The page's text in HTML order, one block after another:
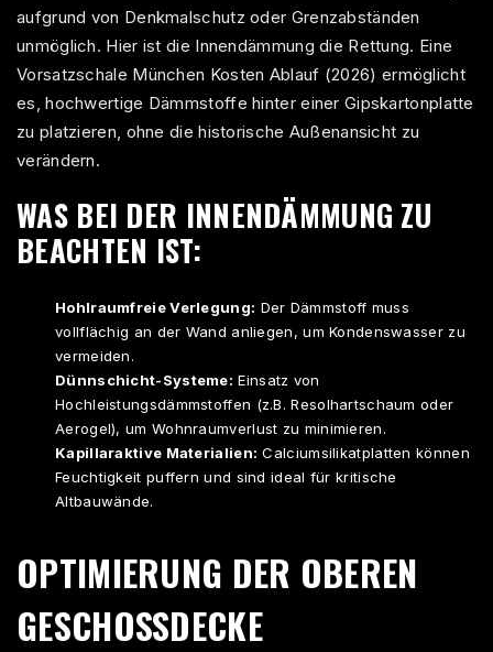
aufgrund von Denkmalschutz oder Grenzabständen
unmöglich. Hier ist die Innendämmung die Rettung. Eine
Vorsatzschale München Kosten Ablauf (2026) ermöglicht
es, hochwertige Dämmstoffe hinter einer Gipskartonplatte
zu platzieren, ohne die historische Außenansicht zu
verändern.
WAS BEI DER INNENDÄMMUNG ZU
BEACHTEN IST:
Hohlraumfreie Verlegung: Der Dämmstoff muss
vollflächig an der Wand anliegen, um Kondenswasser zu
vermeiden.
Dünnschicht-Systeme: Einsatz von
Hochleistungsdämmstoffen (z.B. Resolhartschaum oder
Aerogel), um Wohnraumverlust zu minimieren.
Kapillaraktive Materialien: Calciumsilikatplatten können
Feuchtigkeit puffern und sind ideal für kritische
Altbauwände.
OPTIMIERUNG DER OBEREN
GESCHOSSDECKE